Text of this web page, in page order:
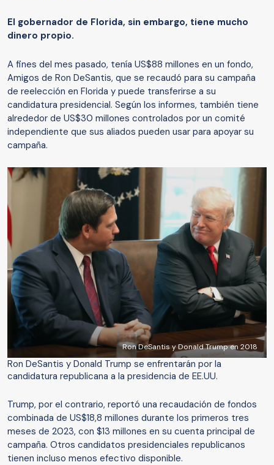
El gobernador de Florida, sin embargo, tiene mucho
dinero propio.
A fines del mes pasado, tenía US$88 millones en un fondo,
Amigos de Ron DeSantis, que se recaudó para su campaña
de reelección en Florida y puede transferirse a su
candidatura presidencial. Según los informes, también tiene
alrededor de US$30 millones controlados por un comité
independiente que sus aliados pueden usar para apoyar su
campaña.
Ron DeSantis y Donald Trump en 2018
Ron DeSantis y Donald Trump se enfrentarán por la
candidatura republicana a la presidencia de EE.UU.
Trump, por el contrario, reportó una recaudación de fondos
combinada de US$18,8 millones durante los primeros tres
meses de 2023, con $13 millones en su cuenta principal de
campaña. Otros candidatos presidenciales republicanos
tienen incluso menos efectivo disponible.